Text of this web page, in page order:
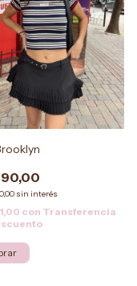
sin interés
con Transferencia